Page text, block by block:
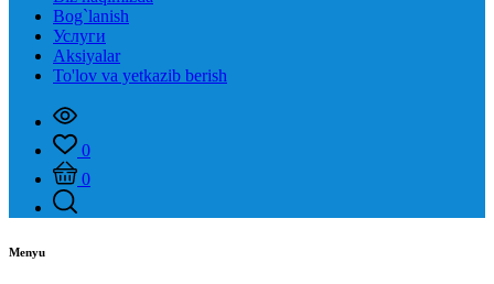
Bog`lanish
Услуги
Aksiyalar
To'lov va yetkazib berish
0
0
Menyu